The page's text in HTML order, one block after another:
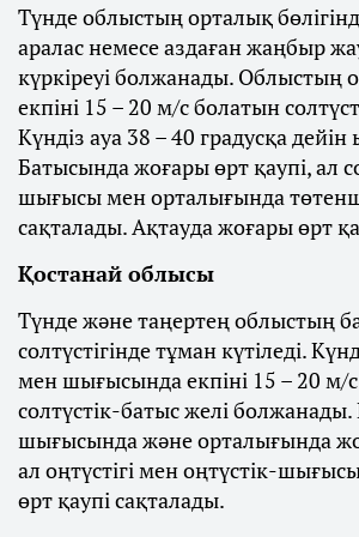
Түнде облыстың орталық
аралас немесе аздаған жаңбыр
күркіреуі болжанады. Облыстың
екпіні 15 – 20 м/с болатын
Күндіз ауа 38 – 40 градусқа
Батысында жоғары өрт қаупі, ал
шығысы мен орталығында
сақталады. Ақтауда жоғары өрт
Қостанай облысы
Түнде және таңертең облыстың
солтүстігінде тұман күтіледі.
мен шығысында екпіні 15 – 20 м/
солтүстік-батыс желі
шығысында және орталығында
ал оңтүстігі мен оңтүстік-
өрт қаупі сақталады.